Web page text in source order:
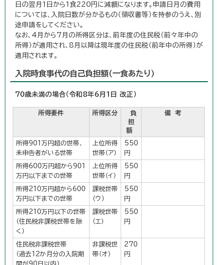
日の翌月1日から1食220円に減額になります。申請日月の費用
については、入院日数が分かるもの（領収書等）を持参のうえ、別
途申請をしてください。
なお、4月から7月の所得区分は、前年度の住民税（前々年中の
所得）が適用され、8月以降は現年度の住民税（前年中の所得）が
適用されます。
入院時食事代の自己負担額（一食あたり）
70歳未満の場合（令和8年6月1日 改正）
所得要件 所得区分
負
担
額
備 考
所得901万円超の世帯、
未申告者がいる世帯
上位所得
世帯（ア）
550
円
所得600万円超から901
万円以下までの世帯
上位所得
世帯（イ）
550
円
所得210万円超から600
万円以下までの世帯
課税世帯
（ウ）
550
円
所得210万円以下の世帯
（住民税非課税世帯を除
く）
課税世帯
（エ）
550
円
住民税非課税世帯
（過去12か月分の入院期
間が90日以内）
非課税世
帯（オ）
270
円